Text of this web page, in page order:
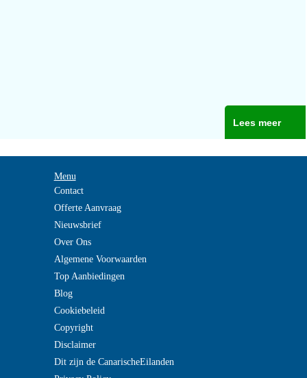
Lees meer
Menu
Contact
Offerte Aanvraag
Nieuwsbrief
Over Ons
Algemene Voorwaarden
Top Aanbiedingen
Blog
Cookiebeleid
Copyright
Disclaimer
Dit zijn de CanarischeEilanden